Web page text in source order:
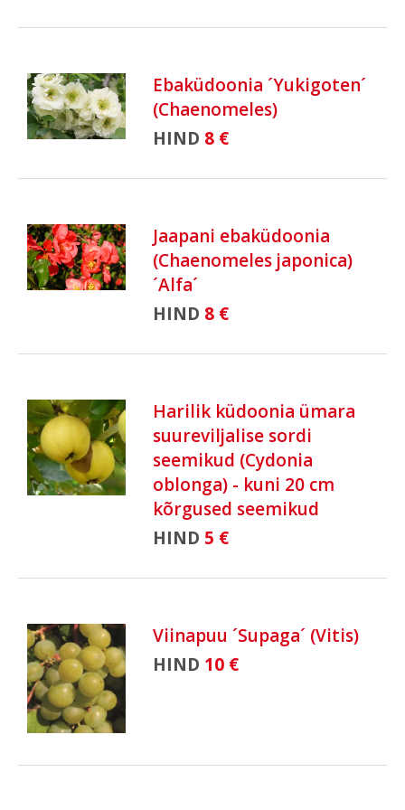
Ebaküdoonia ´Yukigoten´
(Chaenomeles)
HIND 8 €
Jaapani ebaküdoonia
(Chaenomeles japonica)
´Alfa´
HIND 8 €
Harilik küdoonia ümara
suureviljalise sordi
seemikud (Cydonia
oblonga) - kuni 20 cm
kõrgused seemikud
HIND 5 €
Viinapuu ´Supaga´ (Vitis)
HIND 10 €